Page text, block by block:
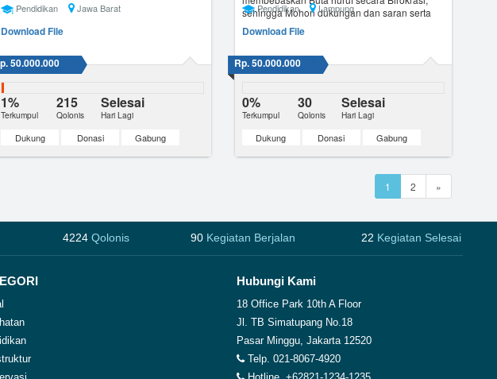
Pendidikan Jawa Barat
Download File
50.000.000
1% 215 Selesai
Terkumpul Qolonis Hari Lagi
Dukung Donasi Gabung
sehingga Mohon dukungan dan saran serta
masukannya
Pendidikan Lampung
Download File
Rp. 50.000.000
0% 30 Selesai
Terkumpul Qolonis Hari Lagi
Dukung Donasi Gabung
1 2 »
4224 Qolonis 90 Kegiatan Berjalan 22 Kegiatan Selesai
Hubungi Kami
18 Office Park 10th A Floor
Jl. TB Simatupang No.18
Pasar Minggu, Jakarta 12520
Telp. 021-8067-4920